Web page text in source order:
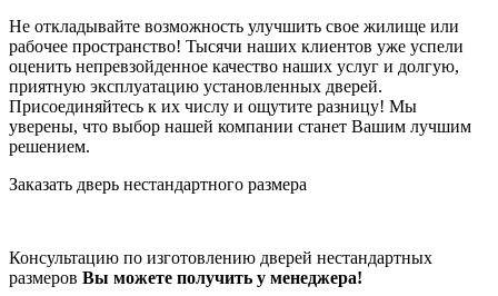
Не откладывайте возможность улучшить свое жилище или
рабочее пространство! Тысячи наших клиентов уже успели
оценить непревзойденное качество наших услуг и долгую,
приятную эксплуатацию установленных дверей.
Присоединяйтесь к их числу и ощутите разницу! Мы
уверены, что выбор нашей компании станет Вашим лучшим
решением.
Заказать дверь нестандартного размера
Консультацию по изготовлению дверей нестандартных
размеров Вы можете получить у менеджера!